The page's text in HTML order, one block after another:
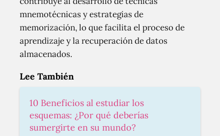
mnemotécnicas y estrategias de
memorización, lo que facilita el proceso de
aprendizaje y la recuperación de datos
almacenados.
Lee También
10 Beneficios al estudiar los
esquemas: ¿Por qué deberías
sumergirte en su mundo?